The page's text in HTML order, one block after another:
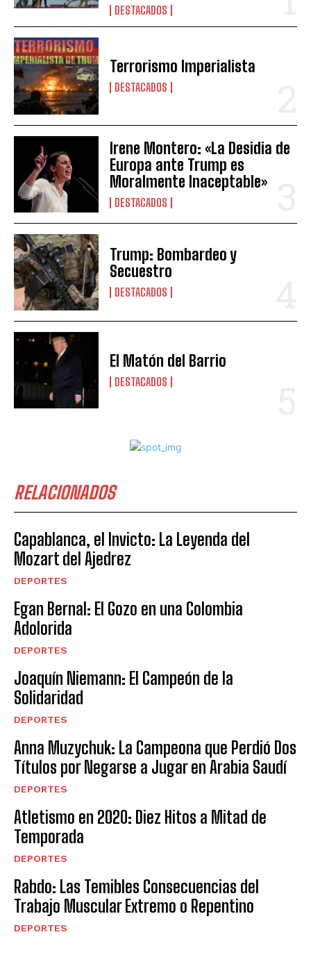
DESTACADOS
Terrorismo Imperialista
DESTACADOS
Irene Montero: «La Desidia de
Europa ante Trump es
Moralmente Inaceptable»
DESTACADOS
Trump: Bombardeo y
Secuestro
DESTACADOS
El Matón del Barrio
DESTACADOS
RELACIONADOS
Capablanca, el Invicto: La Leyenda del
Mozart del Ajedrez
DEPORTES
Egan Bernal: El Gozo en una Colombia
Adolorida
DEPORTES
Joaquín Niemann: El Campeón de la
Solidaridad
DEPORTES
Anna Muzychuk: La Campeona que Perdió Dos
Títulos por Negarse a Jugar en Arabia Saudí
DEPORTES
Atletismo en 2020: Diez Hitos a Mitad de
Temporada
DEPORTES
Rabdo: Las Temibles Consecuencias del
Trabajo Muscular Extremo o Repentino
DEPORTES